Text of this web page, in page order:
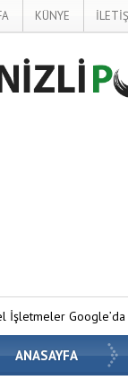
KÜNYE
Üst Sıralara
ANASAYFA